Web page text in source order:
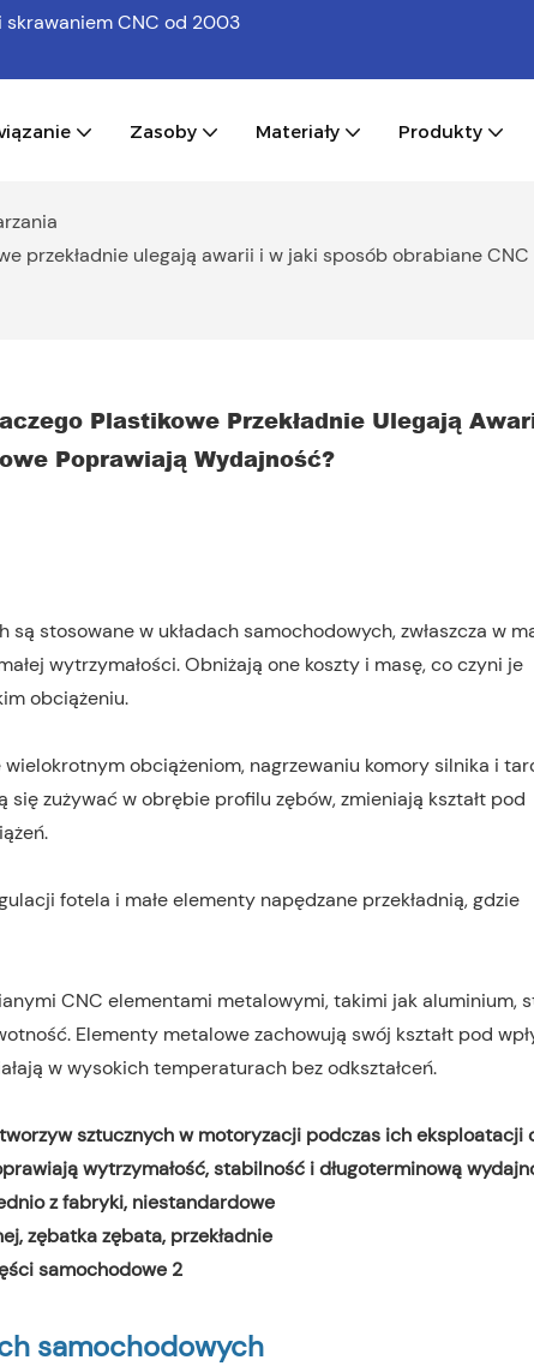
CNC od 2003
Zasoby Materiały Produkty
przekładnie ulegają awarii i w jaki sposób obrabiane
Plastikowe Przekładnie Ulegają
Poprawiają Wydajność?
stosowane w układach samochodowych, zwłaszcza w
wytrzymałości. Obniżają one koszty i masę, co czyni je
obciążeniu.
obciążeniom, nagrzewaniu komory silnika i
się zużywać w obrębie profilu zębów, zmieniają kształt pod
fotela i małe elementy napędzane przekładnią, gdzie
CNC elementami metalowymi, takimi jak aluminium,
Elementy metalowe zachowują swój kształt pod
w wysokich temperaturach bez odkształceń.
sztucznych w motoryzacji podczas ich eksploatacji
wytrzymałość, stabilność i długoterminową
samochodowych